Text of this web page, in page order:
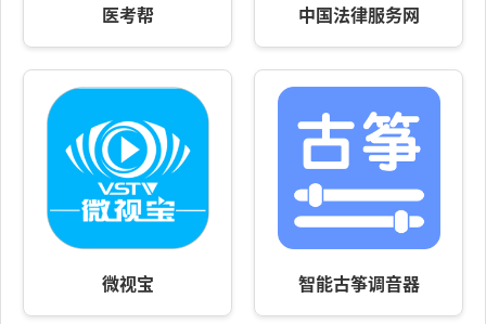
医考帮 中国法律服务网
微视宝 智能古筝调音器